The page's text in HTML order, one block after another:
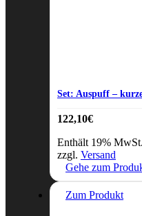
Set: Auspuff –
122,10€
Enthält 19% MwSt.
zzgl. Versand
Gehe zum
Zum Produkt